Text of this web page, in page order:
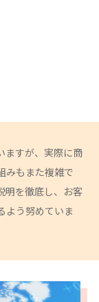
ますが、実際に商
みもまた複雑で
明を徹底し、お客
よう努めていま